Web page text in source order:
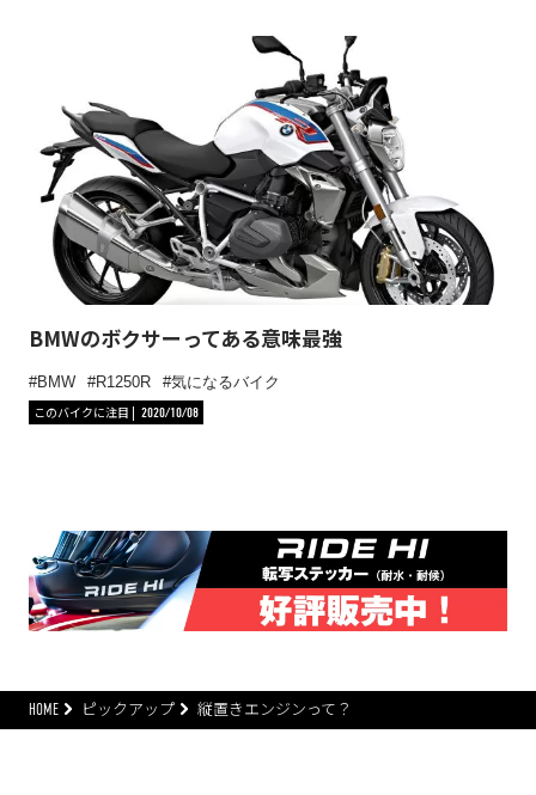
BMWのボクサーってある意味最強
BMW R1250R
気になるバイク
このバイクに注目
2020/10/08
HOME ピックアップ 縦置きエンジンって？